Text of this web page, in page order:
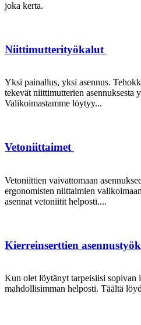
joka kerta.
Niittimutterityökalut
Yksi painallus, yksi asennus.
tekevät niittimutterien asennuksesta
Valikoimastamme löytyy...
Vetoniittaimet
Vetoniittien vaivattomaan
ergonomisten niittaimien
asennat vetoniitit helposti....
Kierreinserttien
Kun olet löytänyt tarpeisiisi sopivan
mahdollisimman helposti. Täältä